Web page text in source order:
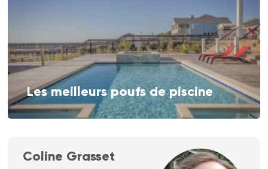
Les meilleurs poufs de piscine
Coline Grasset